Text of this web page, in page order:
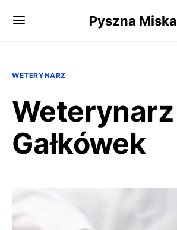
Pyszna Miska
WETERYNARZ
Weterynarz
Gałkówek